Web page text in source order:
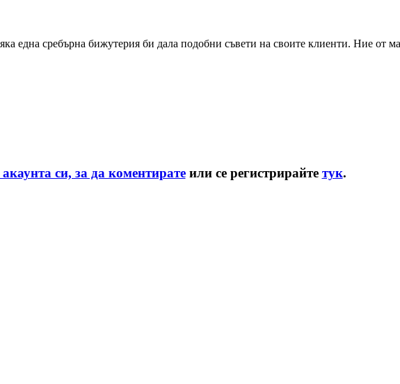
една сребърна бижутерия би дала подобни съвети на своите клиенти. Ние от
акаунта си, за да коментиратеили се регистрирайте тук.